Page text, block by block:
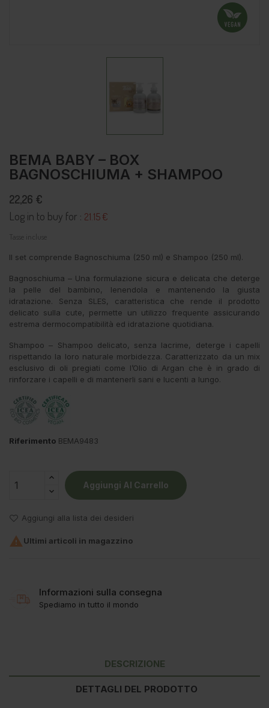
BEMA BABY – BOX
BAGNOSCHIUMA + SHAMPOO
22,26 €
Log in to buy for : 21.15 €
Tasse incluse
Il set comprende Bagnoschiuma (250 ml) e Shampoo (250 ml).
Bagnoschiuma – Una formulazione sicura e delicata che deterge
la pelle del bambino, lenendola e mantenendo la giusta
idratazione. Senza SLES, caratteristica che rende il prodotto
delicato sulla cute, permette un utilizzo frequente assicurando
estrema dermocompatibilità ed idratazione quotidiana.
Shampoo – Shampoo delicato, senza lacrime, deterge i capelli
rispettando la loro naturale morbidezza. Caratterizzato da un mix
esclusivo di oli pregiati come l’Olio di Argan che è in grado di
rinforzare i capelli e di mantenerli sani e lucenti a lungo.
Riferimento BEMA9483
Aggiungi Al Carrello
Aggiungi alla lista dei desideri
 Ultimi articoli in magazzino
Informazioni sulla consegna
Spediamo in tutto il mondo
DESCRIZIONE
DETTAGLI DEL PRODOTTO